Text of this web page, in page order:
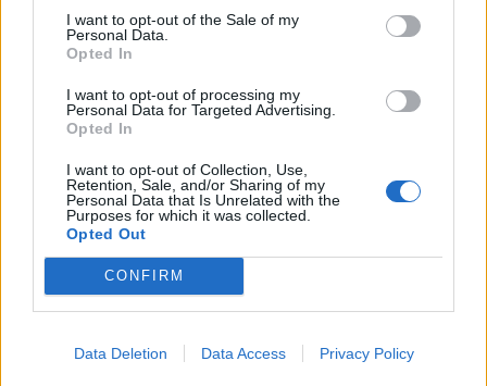
I want to opt-out of the Sale of my
Personal Data.
Opted In
I want to opt-out of processing my
Personal Data for Targeted Advertising.
Opted In
I want to opt-out of Collection, Use,
Retention, Sale, and/or Sharing of my
Personal Data that Is Unrelated with the
Purposes for which it was collected.
Opted Out
CONFIRM
Data Deletion Data Access Privacy Policy
alkalommal érkezik a WOOD & Company exkluzív
befektetői konferenciája, a WOOD & Co. Investor Day 2026,
a Portfolio szakmai partnerségével! Szeptember 9-én a
Budapest Marriott Hotelben szűk körben találkozhatnak a
cégcsoport tulajdonosai, vezető menedzsmentje, kiemelt
partnerei és a befektetési piac meghatározó szereplői.
Egyedülálló...
KEDVES OLVASÓNK!
A keresett cikk a portfolio.hu hírarchívumához